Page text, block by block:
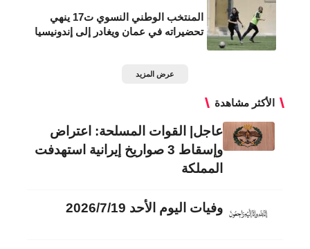
المنتخب الوطني النسوي ت17 ينهي
تحضيراته في عمان ويغادر إلى إندونيسيا
عرض المزيد
الأكثر مشاهدة
عاجل| القوات المسلحة: اعتراض
وإسقاط 3 صواريخ إيرانية استهدفت
المملكة
وفيات اليوم الأحد 2026/7/19